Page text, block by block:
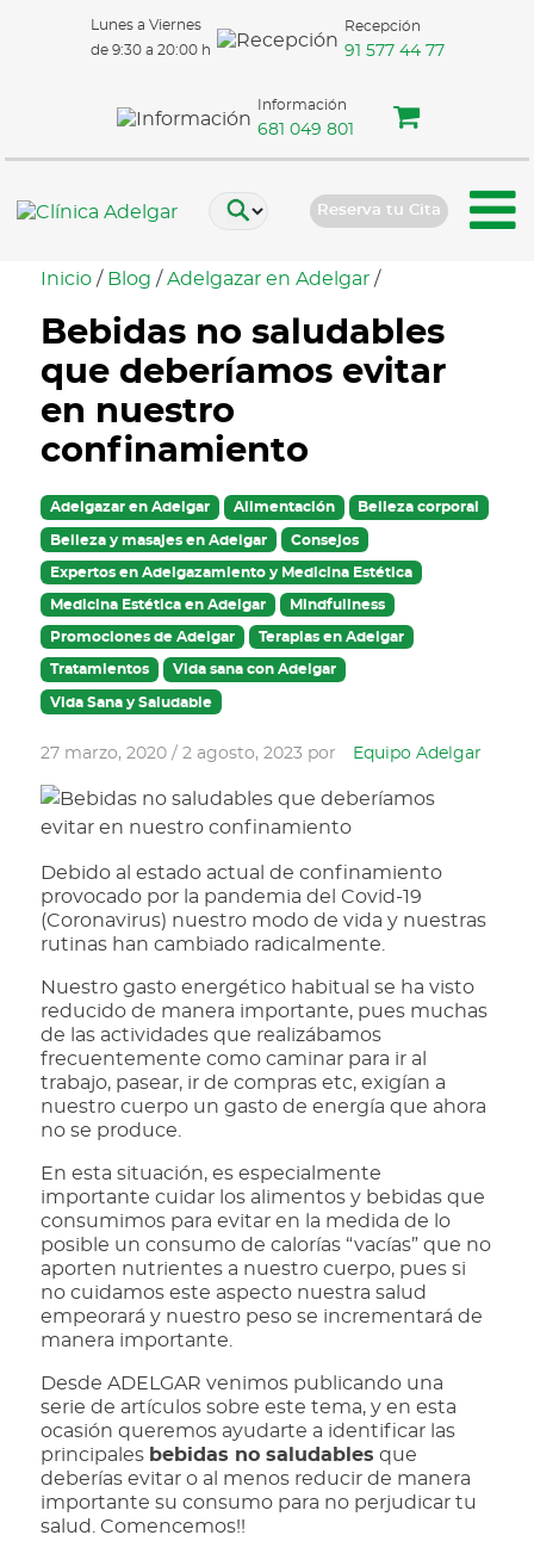
Lunes a Viernes
de 9:30 a 20:00 h
Recepción
91 577 44 77
Información
681 049 801
Reserva tu Cita
Inicio / Blog /Adelgazar en Adelgar /
Bebidas no saludables
que deberíamos evitar
en nuestro
confinamiento
Adelgazar en Adelgar Alimentación Belleza corporal
Belleza y masajes en Adelgar Consejos
Expertos en Adelgazamiento y Medicina Estética
Medicina Estética en Adelgar Mindfullness
Promociones de Adelgar Terapias en Adelgar
Tratamientos Vida sana con Adelgar
Vida Sana y Saludable
27 marzo, 2020 / 2 agosto, 2023 por Equipo Adelgar
Debido al estado actual de confinamiento
provocado por la pandemia del Covid-19
(Coronavirus) nuestro modo de vida y nuestras
rutinas han cambiado radicalmente.
Nuestro gasto energético habitual se ha visto
reducido de manera importante, pues muchas
de las actividades que realizábamos
frecuentemente como caminar para ir al
trabajo, pasear, ir de compras etc, exigían a
nuestro cuerpo un gasto de energía que ahora
no se produce.
En esta situación, es especialmente
importante cuidar los alimentos y bebidas que
consumimos para evitar en la medida de lo
posible un consumo de calorías “vacías” que no
aporten nutrientes a nuestro cuerpo, pues si
no cuidamos este aspecto nuestra salud
empeorará y nuestro peso se incrementará de
manera importante.
Desde ADELGAR venimos publicando una
serie de artículos sobre este tema, y en esta
ocasión queremos ayudarte a identificar las
principales bebidas no saludables que
deberías evitar o al menos reducir de manera
importante su consumo para no perjudicar tu
salud. Comencemos!!